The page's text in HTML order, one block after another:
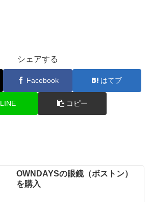
シェアする
Facebook はてブ
LINE コピー
OWNDAYSの眼鏡（ボストン）
を購入